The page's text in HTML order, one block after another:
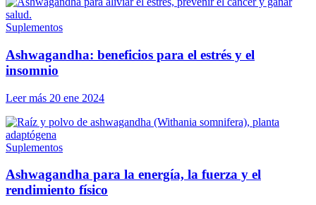
Suplementos
Ashwagandha: beneficios para el estrés y el
insomnio
Leer más 20 ene 2024
Suplementos
Ashwagandha para la energía, la fuerza y el
rendimiento físico